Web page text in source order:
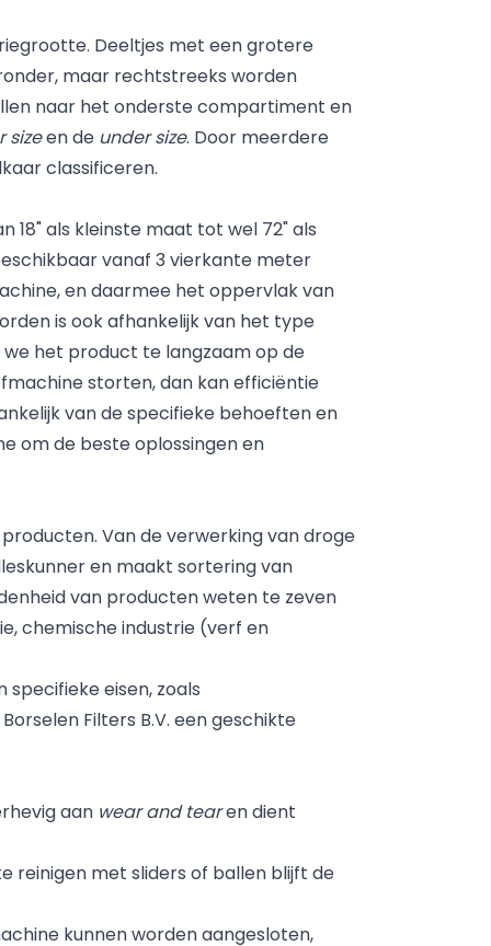
Deeltjes met een grotere
maar rechtstreeks worden
naar het onderste compartiment en
sizeen de under size. Door meerdere
classificeren.
18" als kleinste maat tot wel 72" als
vanaf 3 vierkante meter
en daarmee het oppervlak van
is ook afhankelijk van het type
het product te langzaam op de
storten, dan kan efficiëntie
van de specifieke behoeften en
om de beste oplossingen en
Van de verwerking van droge
en maakt sortering van
van producten weten te zeven
chemische industrie (verf en
eisen, zoals
Filters B.V. een geschikte
aan wear and tearen dient
reinigen met sliders of ballen blijft de
kunnen worden aangesloten,